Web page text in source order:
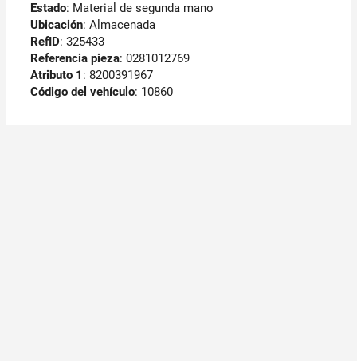
Estado: Material de segunda mano
Ubicación: Almacenada
RefID: 325433
Referencia pieza: 0281012769
Atributo 1 : 8200391967
Código del vehículo: 10860